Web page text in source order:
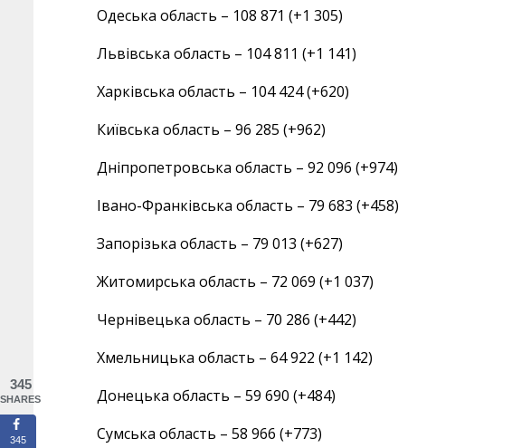
Одеська область – 108 871 (+1 305)
Львівська область – 104 811 (+1 141)
Харківська область – 104 424 (+620)
Київська область – 96 285 (+962)
Дніпропетровська область – 92 096 (+974)
Івано-Франківська область – 79 683 (+458)
Запорізька область – 79 013 (+627)
Житомирська область – 72 069 (+1 037)
Чернівецька область – 70 286 (+442)
Хмельницька область – 64 922 (+1 142)
Донецька область – 59 690 (+484)
Сумська область – 58 966 (+773)
345
SHARES
345